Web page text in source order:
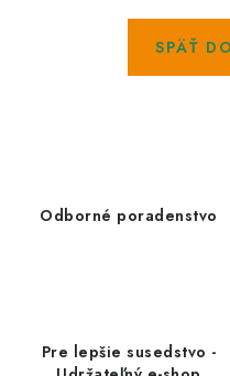
SPÄŤ
Odborné poradenstvo
Pre lepšie susedstvo -